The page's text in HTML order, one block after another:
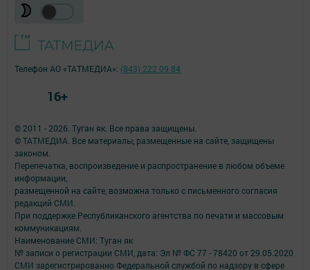
© 2011 - 2026. Туган як. Все права защищены.
© ТАТМЕДИА. Все материалы, размещенные на сайте, защищены
законом.
Перепечатка, воспроизведение и распространение в любом объеме
информации,
размещенной на сайте, возможна только с письменного согласия
редакций СМИ.
При поддержке Республиканского агентства по печати и массовым
коммуникациям.
Наименование СМИ: Туган як
№ записи о регистрации СМИ, дата: Эл № ФС 77 - 78420 от 29.05.2020
СМИ зарегистрированно Федеральной службой по надзору в сфере
Телефон АО «ТАТМЕДИА»: (843) 222 09 84
16+